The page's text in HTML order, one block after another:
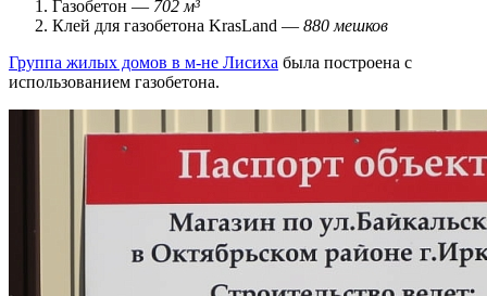
Газобетон — 702 м³
Клей для газобетона KrasLand — 880 мешков
Группа жилых домов в м-не Лисиха была построена с
использованием газобетона.